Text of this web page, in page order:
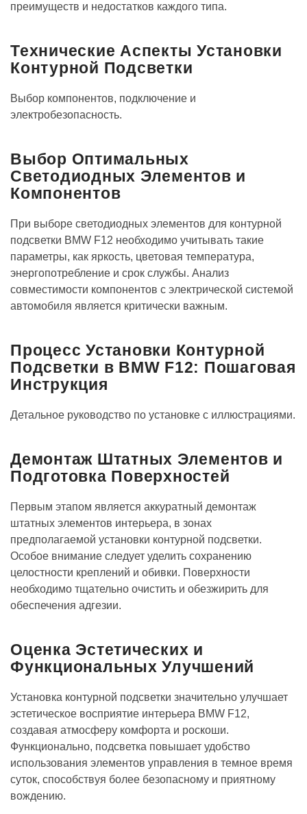
преимуществ и недостатков каждого типа.
Технические Аспекты Установки
Контурной Подсветки
Выбор компонентов, подключение и
электробезопасность.
Выбор Оптимальных
Светодиодных Элементов и
Компонентов
При выборе светодиодных элементов для контурной
подсветки BMW F12 необходимо учитывать такие
параметры, как яркость, цветовая температура,
энергопотребление и срок службы. Анализ
совместимости компонентов с электрической системой
автомобиля является критически важным.
Процесс Установки Контурной
Подсветки в BMW F12: Пошаговая
Инструкция
Детальное руководство по установке с иллюстрациями.
Демонтаж Штатных Элементов и
Подготовка Поверхностей
Первым этапом является аккуратный демонтаж
штатных элементов интерьера, в зонах
предполагаемой установки контурной подсветки.
Особое внимание следует уделить сохранению
целостности креплений и обивки. Поверхности
необходимо тщательно очистить и обезжирить для
обеспечения адгезии.
Оценка Эстетических и
Функциональных Улучшений
Установка контурной подсветки значительно улучшает
эстетическое восприятие интерьера BMW F12,
создавая атмосферу комфорта и роскоши.
Функционально, подсветка повышает удобство
использования элементов управления в темное время
суток, способствуя более безопасному и приятному
вождению.